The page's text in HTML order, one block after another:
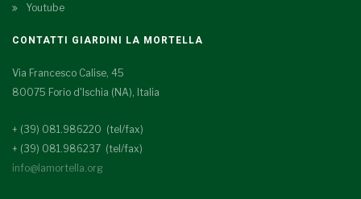
Youtube
CONTATTI GIARDINI LA MORTELLA
Via Francesco Calise, 45
80075 Forio d'Ischia (NA), Italia
+ (39) 081.986220 (tel/fax)
+ (39) 081.986237 (tel/fax)
info@lamortella.org